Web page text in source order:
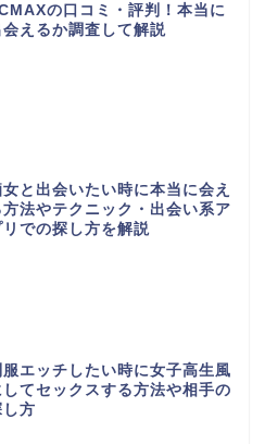
の口コミ・評判！本当に
会えるか調査して解説
女と出会いたい時に本当に会え
方法やテクニック・出会い系ア
リでの探し方を解説
服エッチしたい時に女子高生風
してセックスする方法や相手の
し方